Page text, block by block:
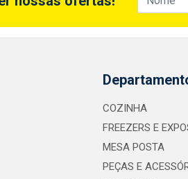
COZINHA
FREEZERS E
MESA POSTA
PEÇAS E